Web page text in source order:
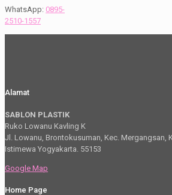
WhatsApp: 0895-
2510-1557
Alamat
SABLON PLASTIK
Ruko Lowanu Kavling K
Jl. Lowanu, Brontokusuman, Kec. Mergangsan,
Istimewa Yogyakarta. 55153
Google Map
Home Page